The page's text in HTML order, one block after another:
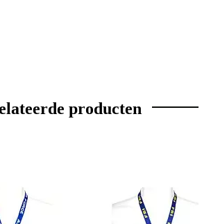
producten